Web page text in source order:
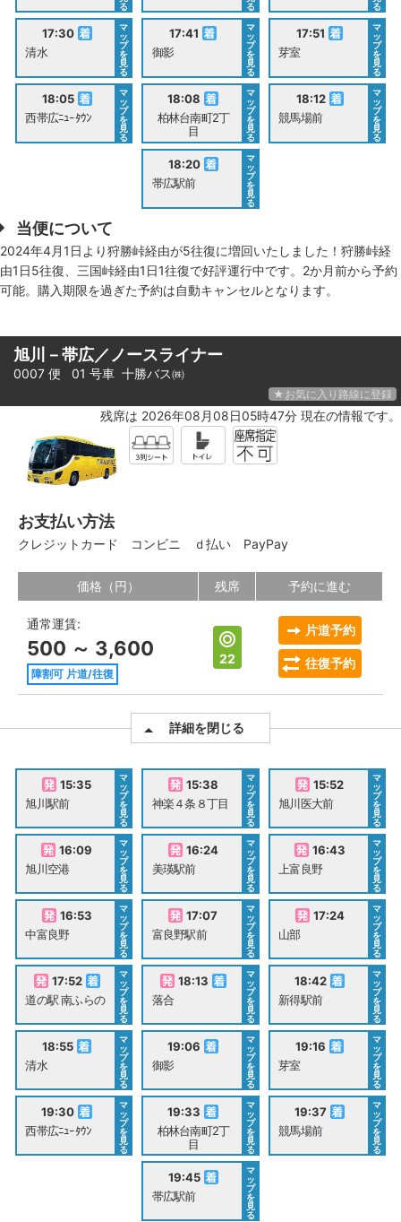
る
る
る
17:30
清水
マ
ッ
プ
を
見
る
17:41
御影
マ
ッ
プ
を
見
る
17:51
芽室
マ
ッ
プ
を
見
る
18:05
西帯広ﾆｭｰﾀｳﾝ
マ
ッ
プ
を
見
る
18:08
柏林台南町2丁
目
マ
ッ
プ
を
見
る
18:12
競馬場前
マ
ッ
プ
を
見
る
18:20
帯広駅前
マ
ッ
プ
を
見
る
当便について
2024年4月1日より狩勝峠経由が5往復に増回いたしました！狩勝峠経
由1日5往復、三国峠経由1日1往復で好評運行中です。2か月前から予約
可能。購入期限を過ぎた予約は自動キャンセルとなります。
旭川－帯広／ノースライナー
0007 便 01 号車 十勝バス㈱
★お気に入り路線に登録
残席は 2026年08月08日05時47分 現在の情報です。
お支払い方法
クレジットカード コンビニ ｄ払い PayPay
価格（円） 残席 予約に進む
通常運賃:
500 ～ 3,600
障割可 片道/往復
22
片道予約
往復予約
詳細を閉じる
15:35
旭川駅前
マ
ッ
プ
を
見
る
15:38
神楽４条８丁目
マ
ッ
プ
を
見
る
15:52
旭川医大前
マ
ッ
プ
を
見
る
16:09
旭川空港
マ
ッ
プ
を
見
る
16:24
美瑛駅前
マ
ッ
プ
を
見
る
16:43
上富良野
マ
ッ
プ
を
見
る
16:53
中富良野
マ
ッ
プ
を
見
る
17:07
富良野駅前
マ
ッ
プ
を
見
る
17:24
山部
マ
ッ
プ
を
見
る
17:52
道の駅 南ふらの
マ
ッ
プ
を
見
る
18:13
落合
マ
ッ
プ
を
見
る
18:42
新得駅前
マ
ッ
プ
を
見
る
18:55
清水
マ
ッ
プ
を
見
る
19:06
御影
マ
ッ
プ
を
見
る
19:16
芽室
マ
ッ
プ
を
見
る
19:30
西帯広ﾆｭｰﾀｳﾝ
マ
ッ
プ
を
見
る
19:33
柏林台南町2丁
目
マ
ッ
プ
を
見
る
19:37
競馬場前
マ
ッ
プ
を
見
る
19:45
帯広駅前
マ
ッ
プ
を
見
る